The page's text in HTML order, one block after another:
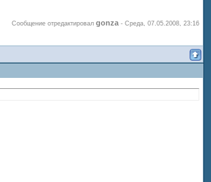
Сообщение отредактировал gonza - Среда, 07.05.2008, 23:16